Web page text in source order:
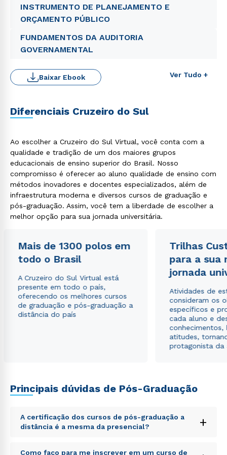
INSTRUMENTO DE PLANEJAMENTO E
ORÇAMENTO PÚBLICO
FUNDAMENTOS DA AUDITORIA
GOVERNAMENTAL
Ver Tudo +
Baixar Ebook
Diferenciais Cruzeiro do Sul
Ao escolher a Cruzeiro do Sul Virtual, você conta com a
qualidade e tradição de um dos maiores grupos
educacionais de ensino superior do Brasil. Nosso
compromisso é oferecer ao aluno qualidade de ensino com
métodos inovadores e docentes especializados, além de
infraestrutura moderna e diversos cursos de graduação e
pós-graduação. Assim, você tem a liberdade de escolher a
melhor opção para sua jornada universitária.
Mais de 1300 polos em
todo o Brasil
A Cruzeiro do Sul Virtual está
presente em todo o país,
oferecendo os melhores cursos
de graduação e pós-graduação a
distância do país
Trilhas
para a sua
jornada
Atividades de
consideram os
específicos e
cada aluno e
conhecimentos,
atitudes,
protagonista da
Principais dúvidas de Pós-Graduação
A certificação dos cursos de pós-graduação a
distância é a mesma da presencial?
+
Sed ut perspiciatis unde omnis iste natus error sit
Como faço para me inscrever em um curso de
ou
envio de conteúdos da Cruzeiro do Sul.